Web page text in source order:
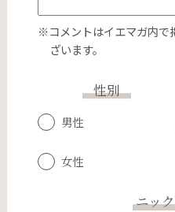
※コメントはイエマガ内で
ざいます。
性別
男性
女性
ニッ